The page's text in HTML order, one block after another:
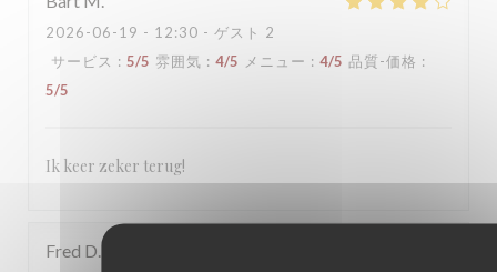
2026-06-19 - 12:30 - ゲスト 2
サービス : 5/5 雰囲気 : 4/5 メニュー : 4/5 品質-価格 :
5/5
Ik keer zeker terug!
Fred D